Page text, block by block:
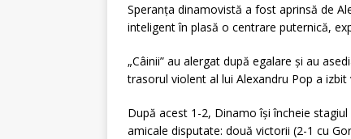
Speranța dinamovistă a fost aprinsă de
inteligent în plasă o centrare puternică,
„Câinii” au alergat după egalare și au
trasorul violent al lui Alexandru Pop a
După acest 1-2, Dinamo își încheie
amicale disputate: două victorii (2-1 cu